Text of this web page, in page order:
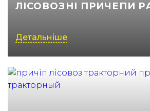
ЛІСОВОЗНІ ПРИЧЕПИ
Детальніше